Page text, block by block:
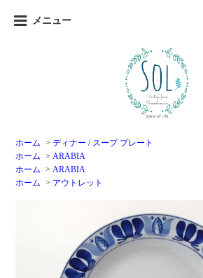
メニュー
ホーム >ディナー / スープ プレート
ホーム > ARABIA
ホーム > ARABIA
ホーム > アウトレット